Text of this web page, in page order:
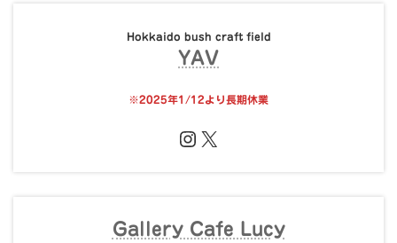
Hokkaido bush craft field
YAV
※2025年1/12より長期休業
Instagram
X
Gallery Cafe Lucy